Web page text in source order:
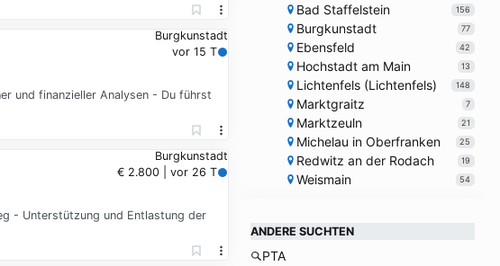
Burgkunstadt
vor 15 T
und finanzieller Analysen - Du führst
Burgkunstadt
€ 2.800 | vor 26 T
- Unterstützung und Entlastung der
Bad Staffelstein 156
Burgkunstadt 77
Ebensfeld 42
Hochstadt am Main 13
Lichtenfels (Lichtenfels) 148
Marktgraitz 7
Marktzeuln 21
Michelau in Oberfranken 25
Redwitz an der Rodach 19
Weismain 54
ANDERE SUCHTEN
PTA